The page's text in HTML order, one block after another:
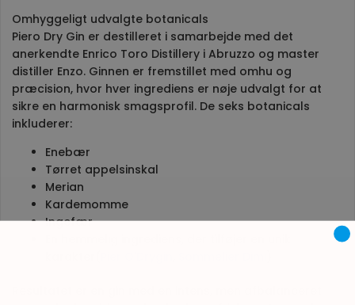
Omhyggeligt udvalgte botanicals
Piero Dry Gin er destilleret i samarbejde med det
anerkendte Enrico Toro Distillery i Abruzzo og master
distiller Enzo. Ginnen er fremstillet med omhu og
præcision, hvor hver ingrediens er nøje udvalgt for at
sikre en harmonisk smagsprofil. De seks botanicals
inkluderer:
Enebær
Tørret appelsinskal
Merian
Kardemomme
Ingefær